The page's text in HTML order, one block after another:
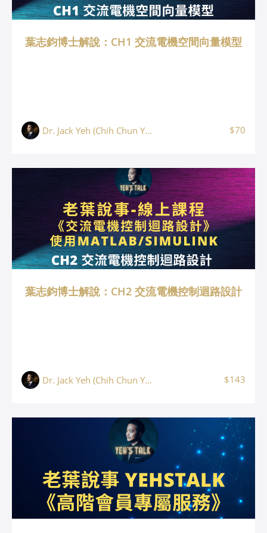
葉志鈞博士解說：CH1 交流電機空間向量模型
Dr. Jack Yeh (Chih Chun Yeh, 葉志鈞) $70
葉志鈞博士解說：CH2 交流電機控制迴路設計
Dr. Jack Yeh (Chih Chun Yeh, 葉志鈞) $143